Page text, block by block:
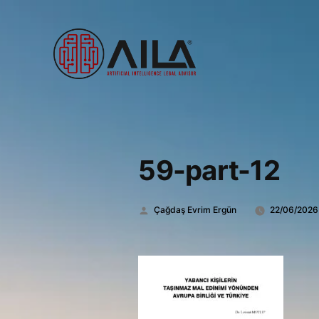
59-part-12
Gönderen:
Çağdaş Evrim Ergün 22/06/2026